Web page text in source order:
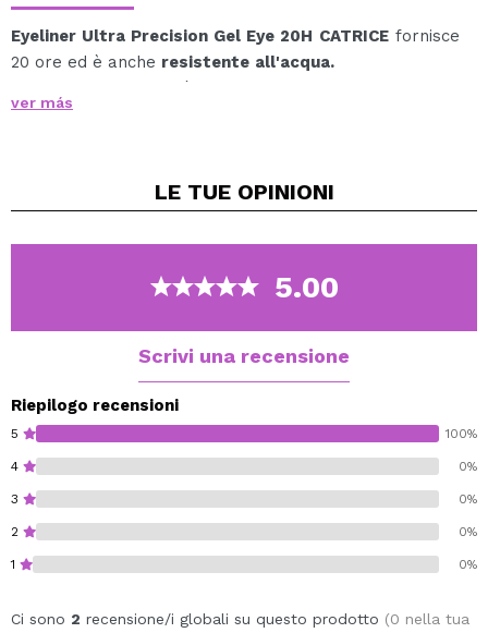
Eyeliner Ultra Precision Gel Eye 20H CATRICE fornisce
20 ore ed è anche resistente all'acqua.
Questo rivestimento è
mm è perfetta per l'applicazione di precisione.
condizioni di bagnato o sott'acqua.
un'elevata pigmentazione in una sola passata.
È disponibile in diverse tonalità in modo da poterle
abbinare a tutti i tuoi look.
ver más
LE TUE OPINIONI
5.00
Scrivi una recensione
Riepilogo recensioni
5 100%
4 0%
3 0%
2 0%
1 0%
Ci sono 2 recensione/i globali su questo prodotto (0 nella tua